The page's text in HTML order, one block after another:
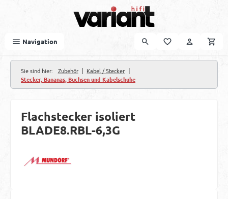
Navigation
Sie sind hier: Zubehör | Kabel / Stecker |
Stecker, Bananas, Buchsen und Kabelschuhe
Flachstecker isoliert
BLADE8.RBL-6,3G